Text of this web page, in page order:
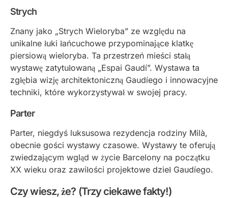
Strych
Znany jako „Strych Wieloryba” ze względu na
unikalne łuki łańcuchowe przypominające klatkę
piersiową wieloryba. Ta przestrzeń mieści stałą
wystawę zatytułowaną „Espai Gaudí”. Wystawa ta
zgłębia wizję architektoniczną Gaudíego i innowacyjne
techniki, które wykorzystywał w swojej pracy.
Parter
Parter, niegdyś luksusowa rezydencja rodziny Milà,
obecnie gości wystawy czasowe. Wystawy te oferują
zwiedzającym wgląd w życie Barcelony na początku
XX wieku oraz zawiłości projektowe dzieł Gaudíego.
Czy wiesz, że? (Trzy ciekawe fakty!)